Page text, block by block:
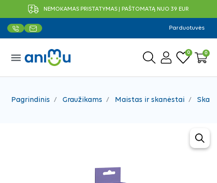
NEMOKAMAS PRISTATYMAS Į PAŠTOMATĄ NUO 39 EUR
Parduotuvės
menu 0 0
Pagrindinis Graužikams Maistas ir skanėstai